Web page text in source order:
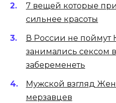
7 вещей которые
сильнее красоты
В России не поймут
занимались сексом
забеременеть
Мужской взгляд
мерзавцев